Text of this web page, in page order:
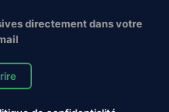
directement dans votre